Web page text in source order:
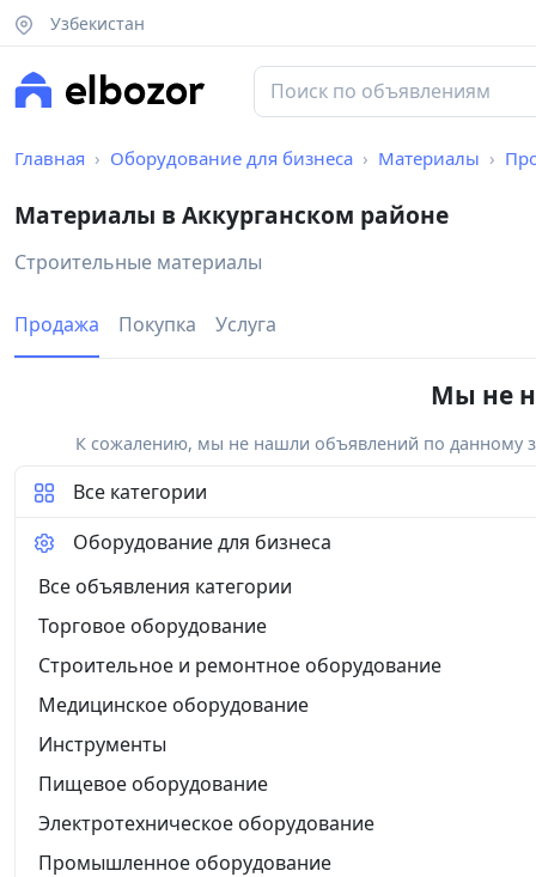
Узбекистан
Главная Оборудование для бизнеса Материалы
Материалы в Аккурганском районе
Строительные материалы
Продажа Покупка Услуга
Мы не
К сожалению, мы не нашли объявлений по данному
Все категории
Оборудование для бизнеса
Все объявления категории
Торговое оборудование
Строительное и ремонтное оборудование
Медицинское оборудование
Инструменты
Пищевое оборудование
Электротехническое оборудование
Промышленное оборудование